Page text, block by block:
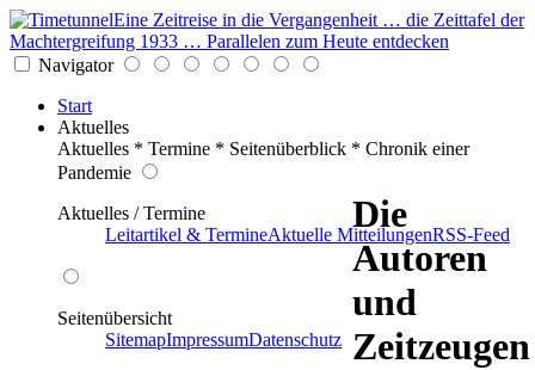
Eine Zeitreise in die Vergangenheit … die Zeittafel der
Machtergreifung 1933 … Parallelen zum Heute entdecken
Navigator
Start
Aktuelles
Aktuelles * Termine * Seitenüberblick * Chronik einer
Pandemie
Aktuelles / Termine
Leitartikel & TermineAktuelle MitteilungenRSS-Feed
Seitenübersicht
SitemapImpressumDatenschutz
Die
Autoren
und
Zeitzeugen